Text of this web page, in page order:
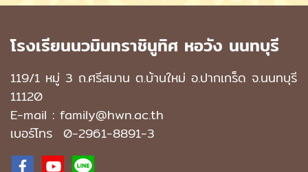
โรงเรียนนวมินทราชินูทิศ หอวัง นนทบุรี
119/1 หมู่ 3 ถ.ศรีสมาน ต.บ้านใหม่ อ.ปากเกร็ด จ.นนทบุรี
11120
E-mail : family@hwn.ac.th
เบอร์โทร 0-2961-8891-3